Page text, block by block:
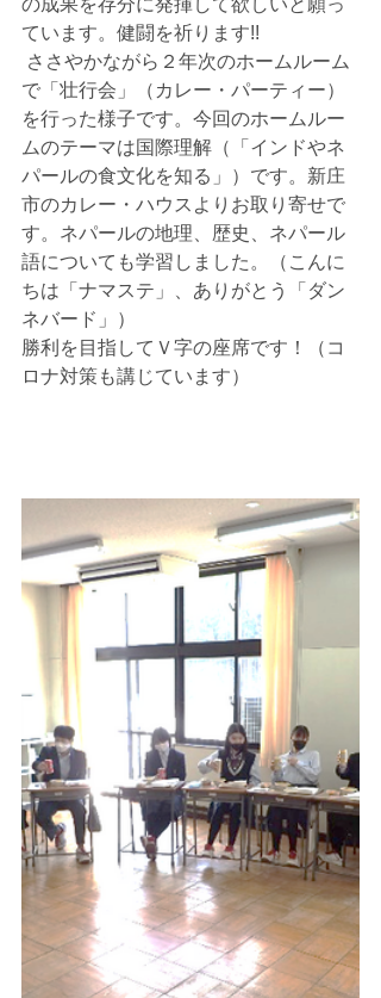
の成果を存分に発揮して欲しいと願っ
ています。健闘を祈ります!!
で「壮行会」（カレー・パーティー）
を行った様子です。今回のホームルー
ムのテーマは国際理解（「インドやネ
パールの食文化を知る」）です。新庄
市のカレー・ハウスよりお取り寄せで
す。ネパールの地理、歴史、ネパール
語についても学習しました。（こんに
ちは「ナマステ」、ありがとう「ダン
ネバード」）
勝利を目指してＶ字の座席です！（コ
ロナ対策も講じています）